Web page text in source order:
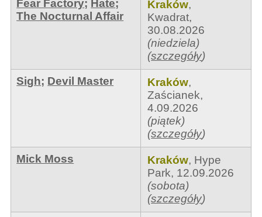
Fear Factory; Hate;
The Nocturnal Affair
Kraków,
Kwadrat,
30.08.2026
(niedziela)
(szczegóły)
Sigh; Devil Master Kraków,
Zaścianek,
4.09.2026
(piątek)
(szczegóły)
Mick Moss Kraków, Hype
Park, 12.09.2026
(sobota)
(szczegóły)